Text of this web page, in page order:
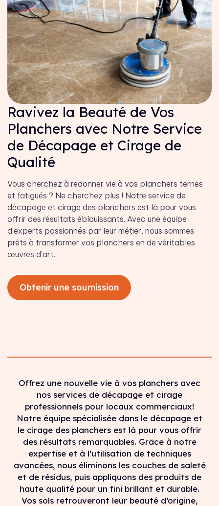
Ravivez la Beauté de Vos
Planchers avec Notre Service
de Décapage et Cirage de
Qualité
Vous cherchez à redonner vie à vos planchers ternes
et fatigués ? Ne cherchez plus ! Notre service de
décapage et cirage des planchers est là pour vous
offrir des résultats éblouissants. Avec une équipe
d’experts passionnés par leur métier, nous sommes
prêts à transformer vos planchers en de véritables
œuvres d’art.
Obtenir une soumission
Offrez une nouvelle vie à vos planchers avec
nos services de décapage et cirage
professionnels pour locaux commerciaux!
Notre équipe spécialisée dans le décapage et
le cirage des planchers est là pour vous offrir
des résultats remarquables. Grâce à notre
expertise et à l’utilisation de techniques
avancées, nous éliminons les couches de saleté
et de résidus, puis appliquons des produits de
haute qualité pour un fini brillant et durable.
Vos sols retrouveront leur beauté d’origine,